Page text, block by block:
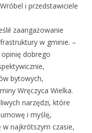
i przedstawiciele
zaangażowanie
w gminie. –
dobrego
bytowych,
Wręczyca Wielka.
narzędzi, które
i myślę,
najkrótszym czasie,